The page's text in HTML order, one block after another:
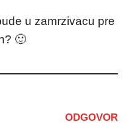
u zamrzivacu pre
🙂
ODGOVOR